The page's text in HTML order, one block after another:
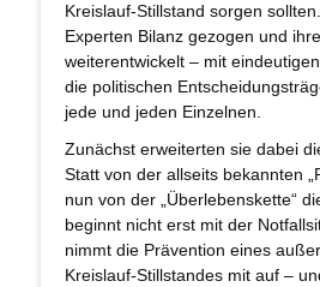
Kreislauf-Stillstand sorgen
Experten Bilanz gezogen und
weiterentwickelt – mit
die politischen
jede und jeden Einzelnen.
Zunächst erweiterten sie dabei
Statt von der allseits bekannten
nun von der „Überlebenskette“
beginnt nicht erst mit der
nimmt die Prävention eines
Kreislauf-Stillstandes mit auf –